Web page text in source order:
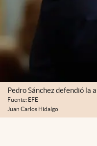
Pedro Sánchez defendió la
Fuente: EFE
Juan Carlos Hidalgo